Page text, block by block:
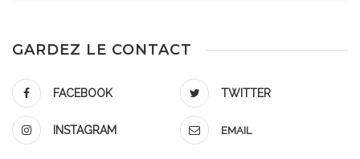
GARDEZ LE CONTACT
FACEBOOK TWITTER
INSTAGRAM EMAIL